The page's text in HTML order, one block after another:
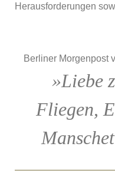
Herausforderungen
Berliner Morgenpost
»Liebe
Fliegen,